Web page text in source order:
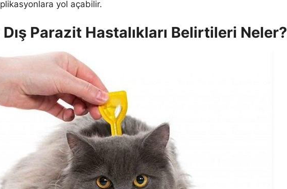
yol açabilir.
Parazit Hastalıkları Belirtileri Neler?